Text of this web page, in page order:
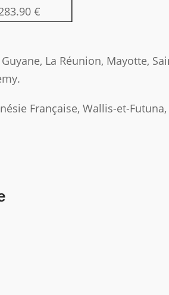
€
La Réunion, Mayotte,
Française, Wallis-et-